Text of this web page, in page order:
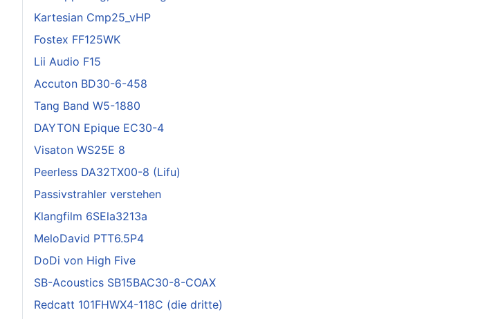
Kartesian Cmp25_vHP
Fostex FF125WK
Lii Audio F15
Accuton BD30-6-458
Tang Band W5-1880
DAYTON Epique EC30-4
Visaton WS25E 8
Peerless DA32TX00-8 (Lifu)
Passivstrahler verstehen
Klangfilm 6SEla3213a
MeloDavid PTT6.5P4
DoDi von High Five
SB-Acoustics SB15BAC30-8-COAX
Redcatt 101FHWX4-118C (die dritte)